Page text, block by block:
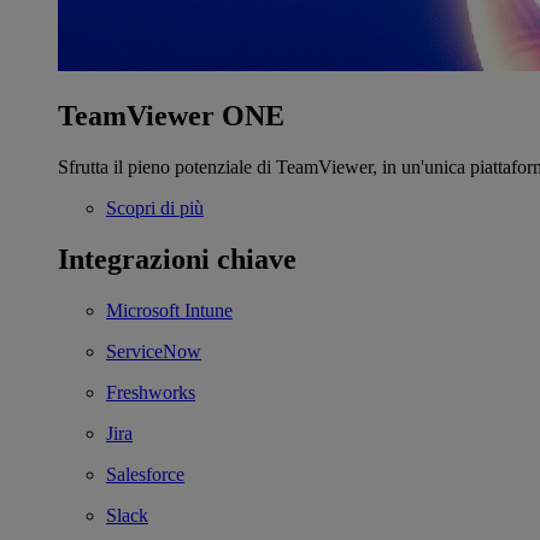
TeamViewer ONE
Sfrutta il pieno potenziale di TeamViewer, in un'unica
Scopri di più
Integrazioni chiave
Microsoft Intune
ServiceNow
Freshworks
Jira
Salesforce
Slack